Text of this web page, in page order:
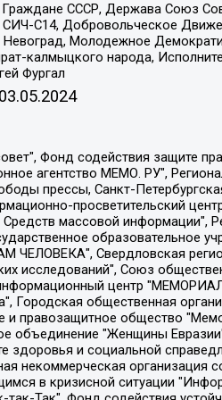
СССР, Держава Союз
С14, Добровольческое
Молодежное
калмыцкого народа,
Фургал
03.05.2024
организация "Центр гендерных исследований", Гурман Юрий Альбертович, Медиапроект "ОВД-Инфо", Егоров Владимир Владимирович, Жилинский Владимир Александрович, Общество с ограниченной ответственностью "ЗП", Иванова София Юрьевна, Карезина Инна Павловна, Кильтау Екатерина Викторовна, Петров Алексей Викторович, Пискунов Сергей Евгеньевич, Смирнов Сергей Сергеевич, Тихонов Михаил Сергеевич, Общество с ограниченной ответственностью "ЖУРНАЛИСТ-ИНОСТРАННЫЙ АГЕНТ", Арапова Галина Юрьевна, Вольтская Татьяна Анатольевна, Американская компания "Mason G.E.S. Anonymous Foundation" (США), являющаяся владельцем интернет-издания https://mnews.world/, Компания "Stichting Bellingcat", зарегистрированная в Нидерландах (дата регистрации 11.07.2018), Захаров Андрей Вячеславович, Клепиковская Екатерина Дмитриевна, Общество с ограниченной ответственностью "МЕМО", Перл Роман Александрович, Симонов Евгений Алексеевич, Соловьева Елена Анатольевна, Сотников Даниил Владимирович, Сурначева Елизавета Дмитриевна, Автономная некоммерческая организация по защите прав человека и информированию населения "Якутия – Наше Мнение", Общество с ограниченной ответственностью "Москоу диджитал медиа", с 26.01.2023 Общество с ограниченной ответственностью "Чайка Белые сады", Ветошкина Валерия Валерьевна, Заговора Максим Александрович, Межрегиональное общественное движение "Российская ЛГБТ - сеть", Оленичев Максим Владимирович, Павлов Иван Юрьевич, Скворцова Елена Сергеевна, Общество с ограниченной ответственностью "Как бы инагент", Кочетков Игорь Викторович, Общество с ограниченной ответственностью "Честные выборы", Еланчик Олег Александрович, Общество с ограниченной ответственностью "Нобелевский призыв", Гималова Регина Эмилевна, Григорьев Андрей Валерьевич, Григорьева Алина Александровна, Ассоциация по содействию защите прав призывников, альтернативнослужащих и военнослужащих "Правозащитная группа